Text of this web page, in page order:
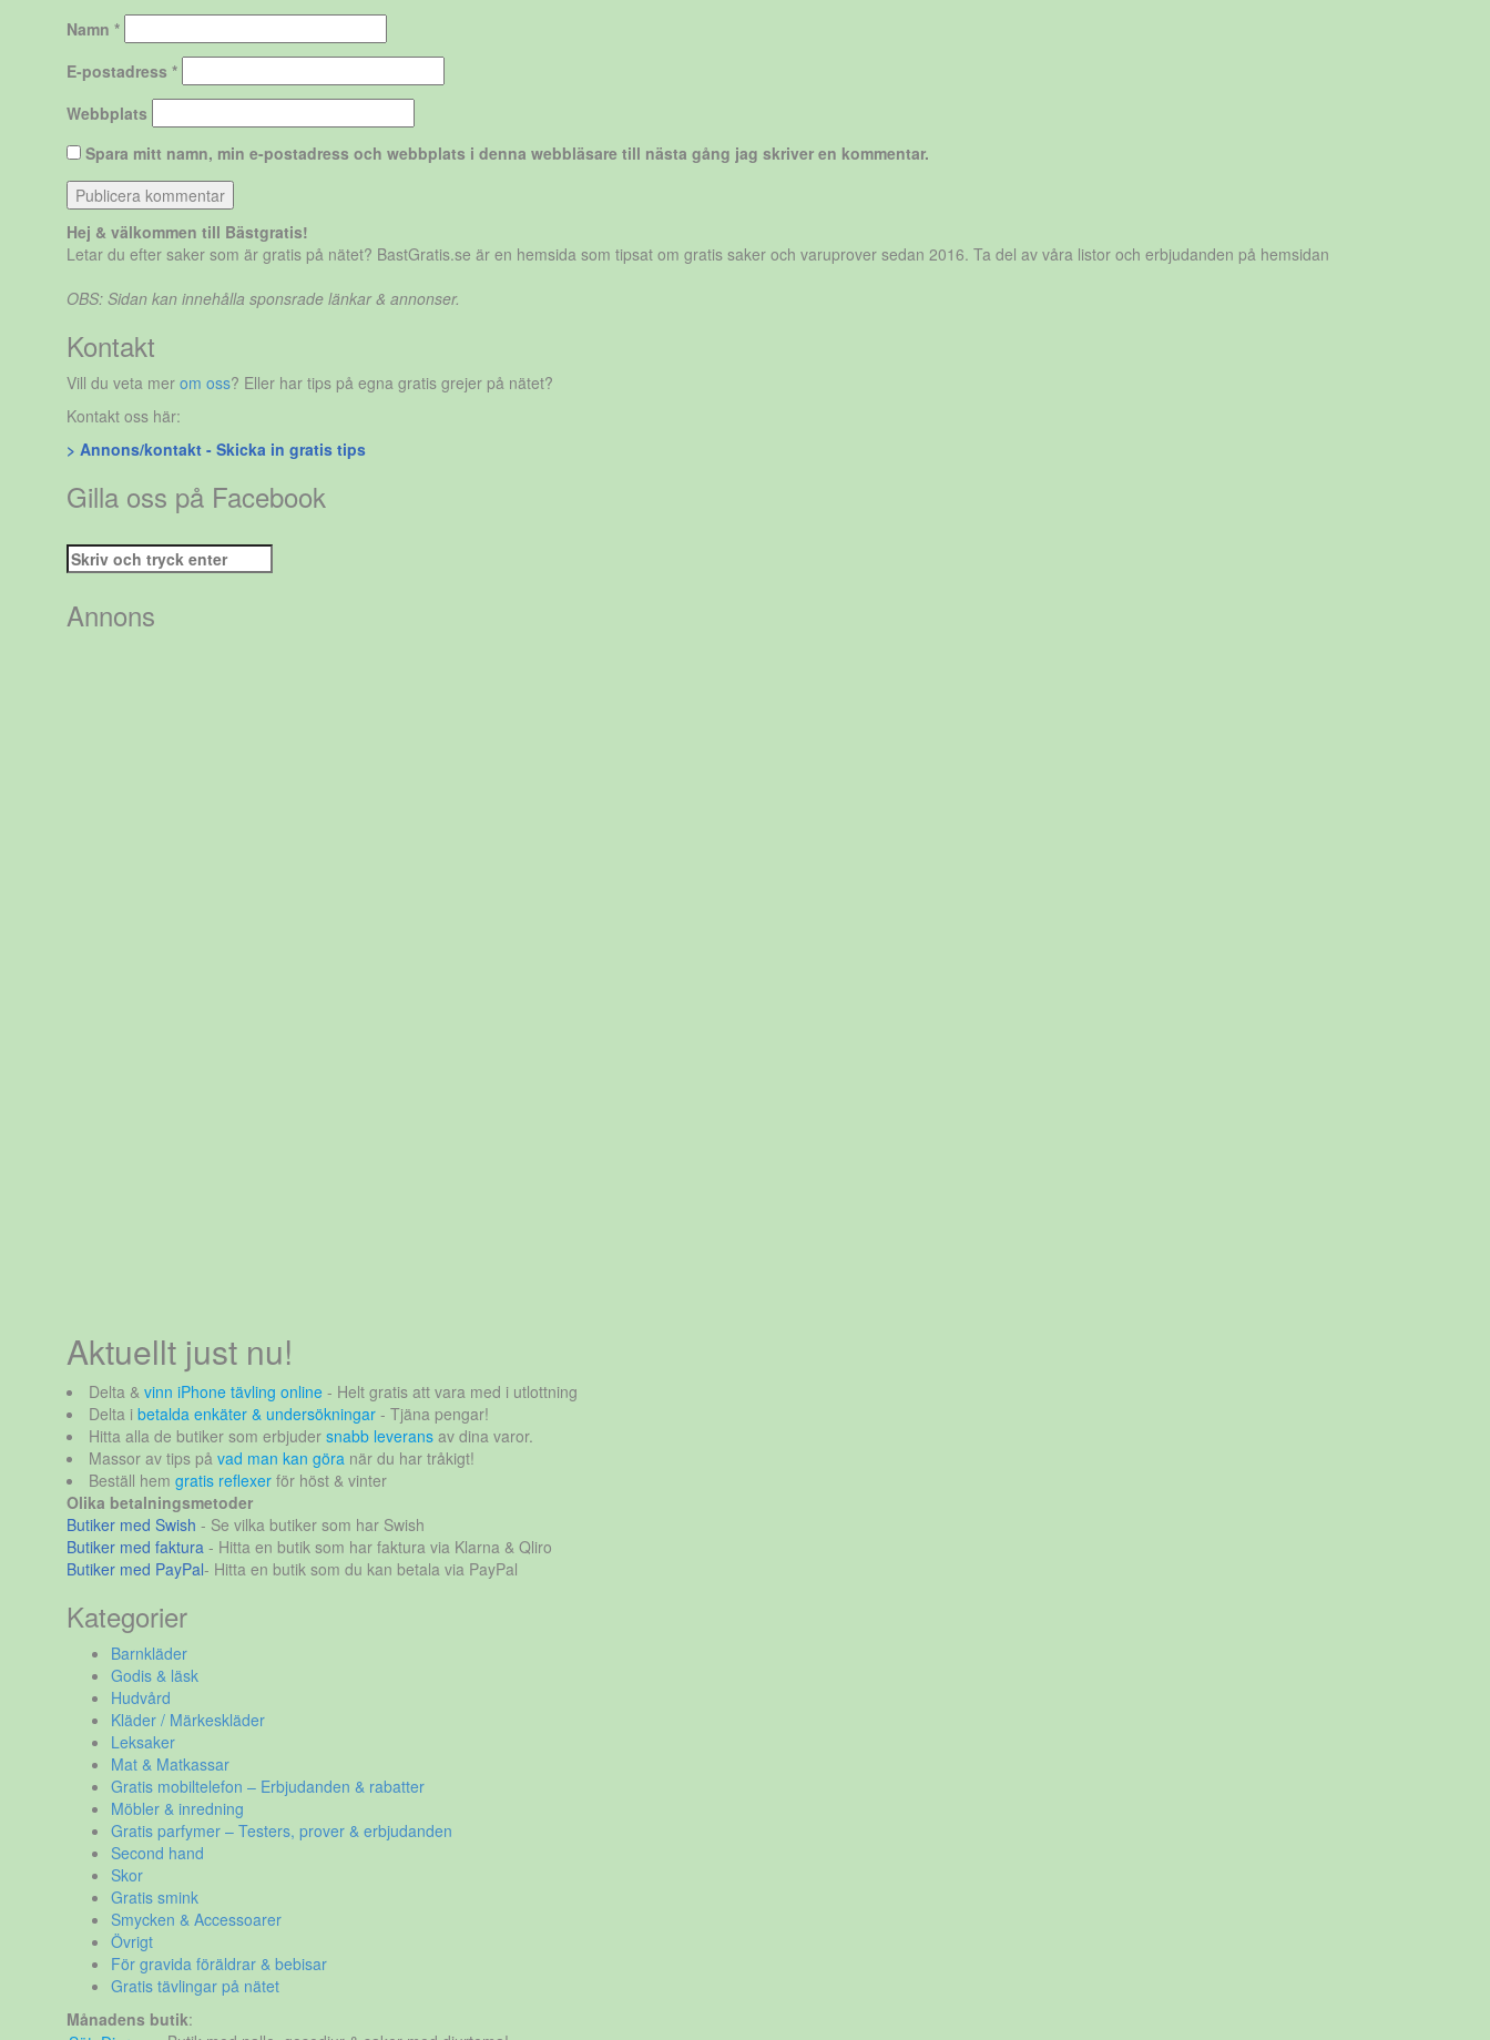
Namn *
E-postadress *
Webbplats
Spara mitt namn, min e-postadress och webbplats i denna webbläsare till nästa gång jag skriver en kommentar.
Hej & välkommen till Bästgratis!
Letar du efter saker som är gratis på nätet? BastGratis.se är en hemsida som tipsat om gratis saker och varuprover sedan 2016. Ta del av våra listor och erbjudanden på hemsidan
OBS: Sidan kan innehålla sponsrade länkar & annonser.
Kontakt
Vill du veta mer om oss? Eller har tips på egna gratis grejer på nätet?
Kontakt oss här:
> Annons/kontakt - Skicka in gratis tips
Gilla oss på Facebook
Sök
efter:
Annons
Aktuellt just nu!
Delta & vinn iPhone tävling online - Helt gratis att vara med i utlottning
Delta i betalda enkäter & undersökningar - Tjäna pengar!
Hitta alla de butiker som erbjuder snabb leveransav dina varor.
Massor av tips på vad man kan göranär du har tråkigt!
Beställ hem gratis reflexerför höst & vinter
Olika betalningsmetoder
Butiker med Swish - Se vilka butiker som har Swish
Butiker med faktura- Hitta en butik som har faktura via Klarna & Qliro
Butiker med PayPal- Hitta en butik som du kan betala via PayPal
Kategorier
Barnkläder
Godis & läsk
Hudvård
Kläder / Märkeskläder
Leksaker
Mat & Matkassar
Gratis mobiltelefon – Erbjudanden & rabatter
Möbler & inredning
Gratis parfymer – Testers, prover & erbjudanden
Second hand
Skor
Gratis smink
Smycken & Accessoarer
Övrigt
För gravida föräldrar & bebisar
Gratis tävlingar på nätet
Månadens butik: